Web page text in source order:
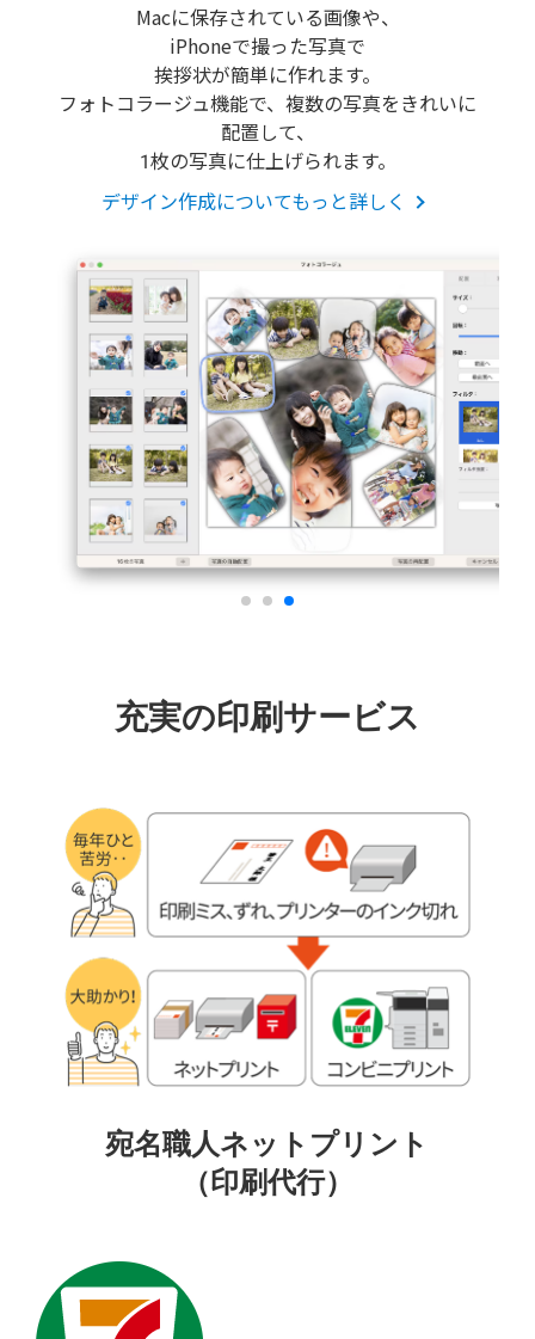
Macに保存されている画像や、
iPhoneで撮った写真で
挨拶状が簡単に作れます。
フォトコラージュ機能で、複数の写真をきれいに
配置して、
1枚の写真に仕上げられます。
デザイン作成についてもっと詳しく
充実の印刷サービス
宛名職人ネットプリント
（印刷代行）